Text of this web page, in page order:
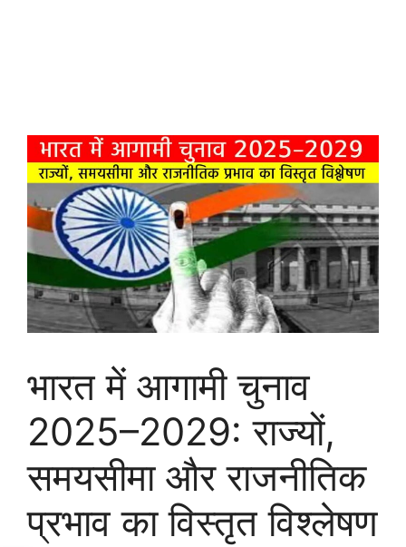
भारत में आगामी चुनाव
2025–2029: राज्यों,
समयसीमा और राजनीतिक
प्रभाव का विस्तृत विश्लेषण